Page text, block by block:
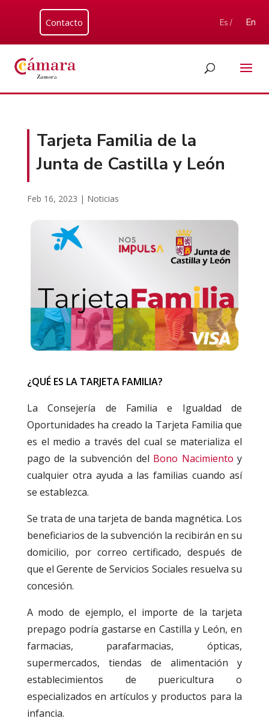
Contacto Es / En
Tarjeta Familia de la
Junta de Castilla y León
Feb 16, 2023 | Noticias
¿QUÉ ES LA TARJETA FAMILIA?
La Consejería de Familia e Igualdad de
Oportunidades ha creado la Tarjeta Familia que
es el medio a través del cual se materializa el
pago de la subvención del Bono Nacimiento y
cualquier otra ayuda a las familias cuando así
se establezca.
Se trata de una tarjeta de banda magnética. Los
beneficiarios de la subvención la recibirán en su
domicilio, por correo certificado, después de
que el Gerente de Servicios Sociales resuelva su
concesión.
A modo de ejemplo, el importe de la tarjeta
prepago podría gastarse en Castilla y León, en
farmacias, parafarmacias, ópticas,
supermercados, tiendas de alimentación y
establecimientos de puericultura o
especializados en artículos y productos para la
infancia.